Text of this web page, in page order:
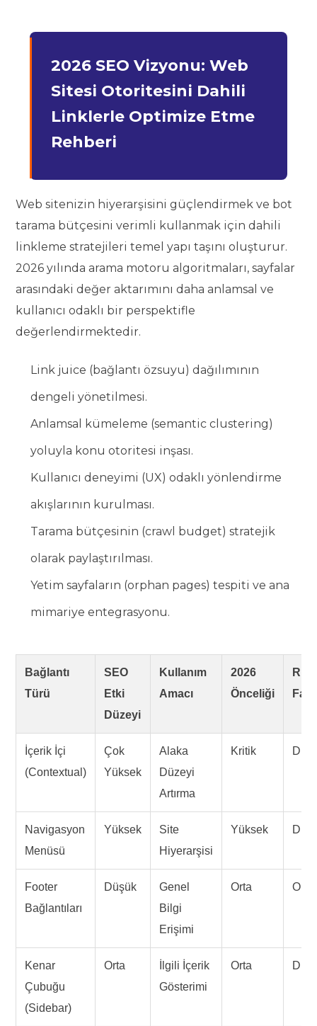
2026 SEO Vizyonu: Web
Sitesi Otoritesini Dahili
Linklerle Optimize Etme
Rehberi
Web sitenizin hiyerarşisini güçlendirmek ve bot
tarama bütçesini verimli kullanmak için dahili
linkleme stratejileri temel yapı taşını oluşturur.
2026 yılında arama motoru algoritmaları, sayfalar
arasındaki değer aktarımını daha anlamsal ve
kullanıcı odaklı bir perspektifle
değerlendirmektedir.
Link juice (bağlantı özsuyu) dağılımının
dengeli yönetilmesi.
Anlamsal kümeleme (semantic clustering)
yoluyla konu otoritesi inşası.
Kullanıcı deneyimi (UX) odaklı yönlendirme
akışlarının kurulması.
Tarama bütçesinin (crawl budget) stratejik
olarak paylaştırılması.
Yetim sayfaların (orphan pages) tespiti ve ana
mimariye entegrasyonu.
Bağlantı
Türü
SEO
Etki
Düzeyi
Kullanım
Amacı
2026
Önceliği
Risk
İçerik İçi
(Contextual)
Çok
Yüksek
Alaka
Düzeyi
Artırma
Kritik
Navigasyon
Menüsü
Yüksek
Site
Hiyerarşisi
Yüksek
Footer
Bağlantıları
Düşük
Genel
Bilgi
Erişimi
Orta Orta
Kenar
Çubuğu
(Sidebar)
Orta
İlgili İçerik
Gösterimi
Orta